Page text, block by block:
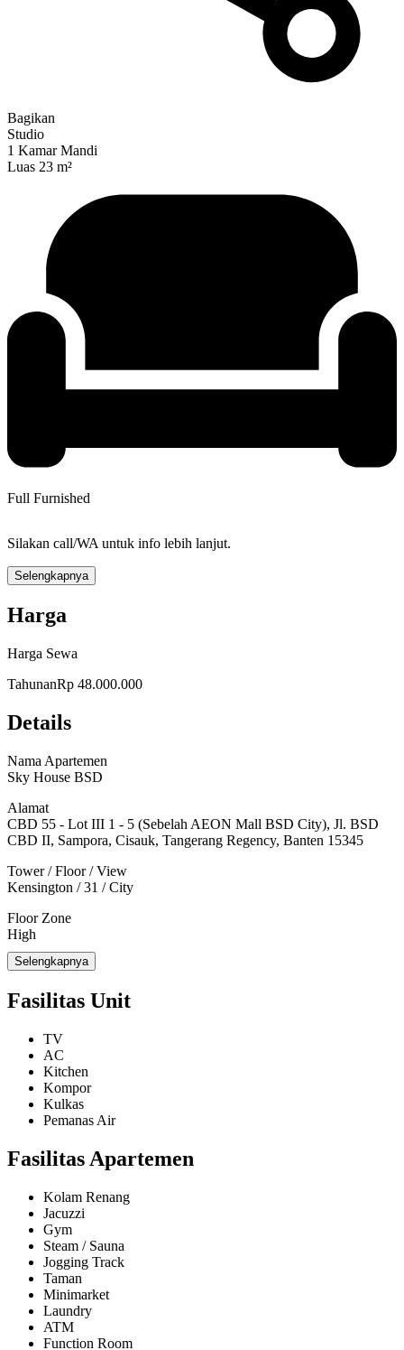
Bagikan
Studio
1 Kamar Mandi
Luas 23 m²
Full Furnished
Silakan call/WA untuk info lebih lanjut.
Selengkapnya
Harga
Harga Sewa
TahunanRp 48.000.000
Details
Nama Apartemen
Sky House BSD
Alamat
CBD 55 - Lot III 1 - 5 (Sebelah AEON Mall BSD City), Jl. BSD
CBD II, Sampora, Cisauk, Tangerang Regency, Banten 15345
Tower / Floor / View
Kensington / 31 / City
Floor Zone
High
Luas
Kondisi
Kamar Tidur
Studio
Kamar Mandi
Kamar Tidur Pembantu
-
Kamar Mandi Pembantu
Selengkapnya
Fasilitas Unit
TV
AC
Kitchen
Kompor
Kulkas
Pemanas Air
Fasilitas Apartemen
Kolam Renang
Jacuzzi
Gym
Steam / Sauna
Jogging Track
Taman
Minimarket
Laundry
ATM
Function Room